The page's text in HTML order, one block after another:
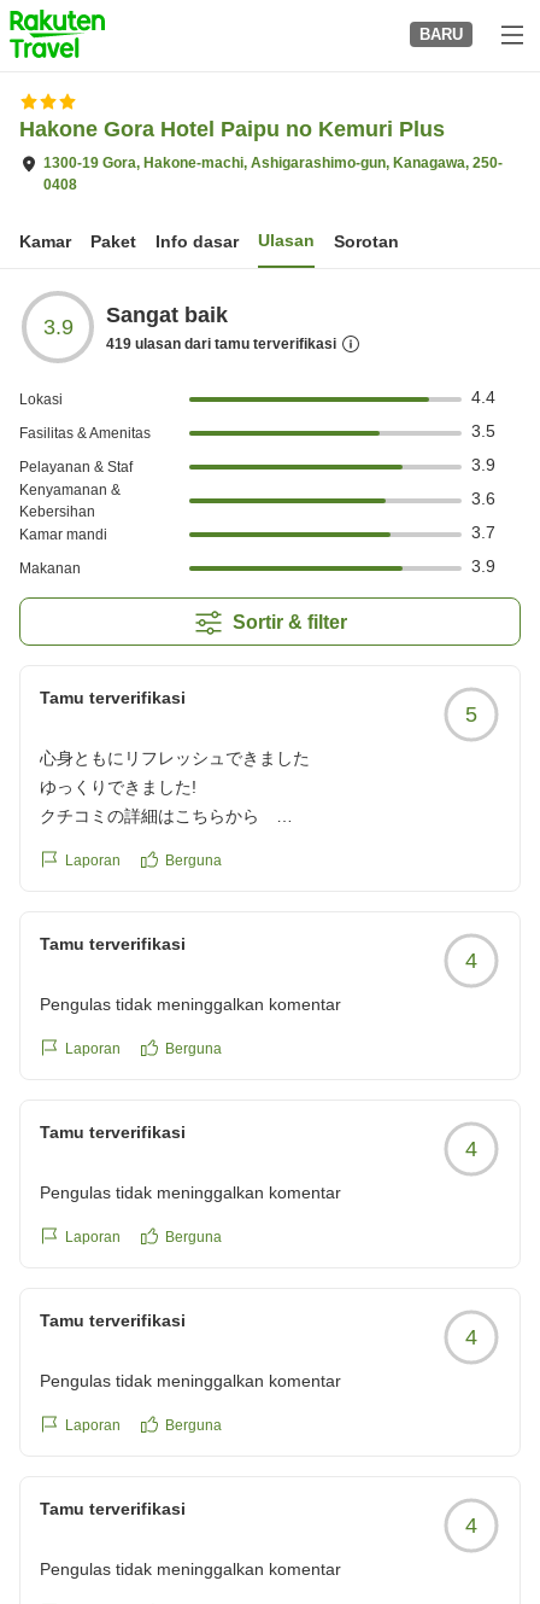
to
top
page
BARU
Hakone Gora Hotel Paipu no Kemuri Plus
1300-19 Gora, Hakone-machi, Ashigarashimo-gun, Kanagawa, 250-
0408
Kamar Paket Info dasar Ulasan Sorotan
3.9 Sangat baik
419 ulasan dari tamu terverifikasi
Lokasi 4.4
Fasilitas & Amenitas 3.5
Pelayanan & Staf 3.9
Kenyamanan &
Kebersihan
3.6
Kamar mandi 3.7
Makanan 3.9
Sortir & filter
Tamu terverifikasi
5
心身ともにリフレッシュできました
ゆっくりできました!
クチコミの詳細はこちらから
reviewId=33123478362539
Laporan Berguna
Tamu terverifikasi
4
Pengulas tidak meninggalkan komentar
Laporan Berguna
Tamu terverifikasi
4
Pengulas tidak meninggalkan komentar
Laporan Berguna
Tamu terverifikasi
4
Pengulas tidak meninggalkan komentar
Laporan Berguna
Tamu terverifikasi
4
Pengulas tidak meninggalkan komentar